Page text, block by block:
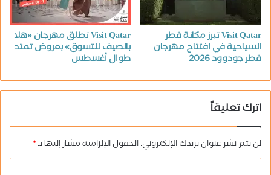
Visit Qatar تبرز مكانة قطر
السياحية في افتتاح مهرجان
قطر جودوود 2026
Visit Qatar تطلق مهرجان «هلا
بالصيف للتسوق» بعروض تمتد
طوال أغسطس
اترك تعليقاً
لن يتم نشر عنوان بريدك الإلكتروني.الحقول الإلزامية مشار إليها بـ*